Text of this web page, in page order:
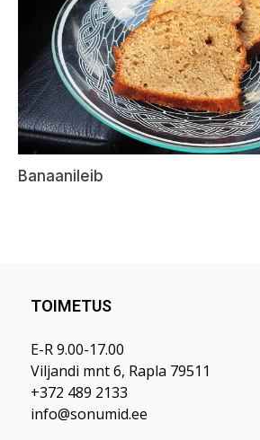
TOIMETUS
E-R 9.00-17.00
Viljandi mnt 6, Rapla 79511
+372 489 2133
info@sonumid.ee